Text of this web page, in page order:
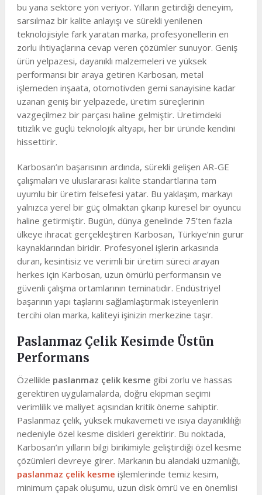
bu yana sektöre yön veriyor. Yılların getirdiği deneyim,
sarsılmaz bir kalite anlayışı ve sürekli yenilenen
teknolojisiyle fark yaratan marka, profesyonellerin en
zorlu ihtiyaçlarına cevap veren çözümler sunuyor. Geniş
ürün yelpazesi, dayanıklı malzemeleri ve yüksek
performansı bir araya getiren Karbosan, metal
işlemeden inşaata, otomotivden gemi sanayisine kadar
uzanan geniş bir yelpazede, üretim süreçlerinin
vazgeçilmez bir parçası haline gelmiştir. Üretimdeki
titizlik ve güçlü teknolojik altyapı, her bir üründe kendini
hissettirir.
Karbosan’ın başarısının ardında, sürekli gelişen AR-GE
çalışmaları ve uluslararası kalite standartlarına tam
uyumlu bir üretim felsefesi yatar. Bu yaklaşım, markayı
yalnızca yerel bir güç olmaktan çıkarıp küresel bir oyuncu
haline getirmiştir. Bugün, dünya genelinde 75’ten fazla
ülkeye ihracat gerçekleştiren Karbosan, Türkiye’nin gurur
kaynaklarından biridir. Profesyonel işlerin arkasında
duran, kesintisiz ve verimli bir üretim süreci arayan
herkes için Karbosan, uzun ömürlü performansın ve
güvenli çalışma ortamlarının teminatıdır. Endüstriyel
başarının yapı taşlarını sağlamlaştırmak isteyenlerin
tercihi olan marka, kaliteyi işinizin merkezine taşır.
Paslanmaz Çelik Kesimde Üstün
Performans
Özellikle paslanmaz çelik kesme gibi zorlu ve hassas
gerektiren uygulamalarda, doğru ekipman seçimi
verimlilik ve maliyet açısından kritik öneme sahiptir.
Paslanmaz çelik, yüksek mukavemeti ve ısıya dayanıklılığı
nedeniyle özel kesme diskleri gerektirir. Bu noktada,
Karbosan’ın yılların bilgi birikimiyle geliştirdiği özel kesme
çözümleri devreye girer. Markanın bu alandaki uzmanlığı,
paslanmaz çelik kesme işlemlerinde temiz kesim,
minimum çapak oluşumu, uzun disk ömrü ve en önemlisi